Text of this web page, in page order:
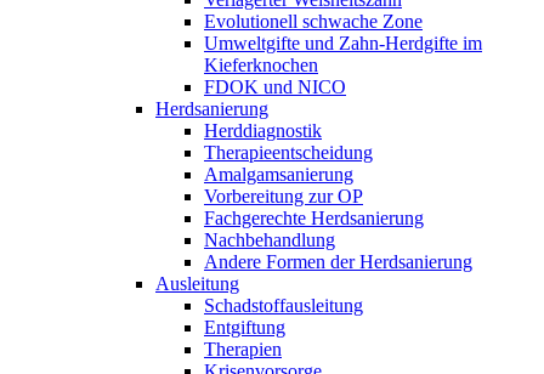
Evolutionell schwache Zone
Umweltgifte und Zahn-Herdgifte im
Kieferknochen
FDOK und NICO
Herdsanierung
Herddiagnostik
Therapie­entscheidung
Amalgam­sanierung
Vorbereitung zur OP
Fach­gerechte Herd­sanierung
Nach­behandlung
Andere Formen der Herdsanierung
Ausleitung
Schadstoffausleitung
Entgiftung
Therapien